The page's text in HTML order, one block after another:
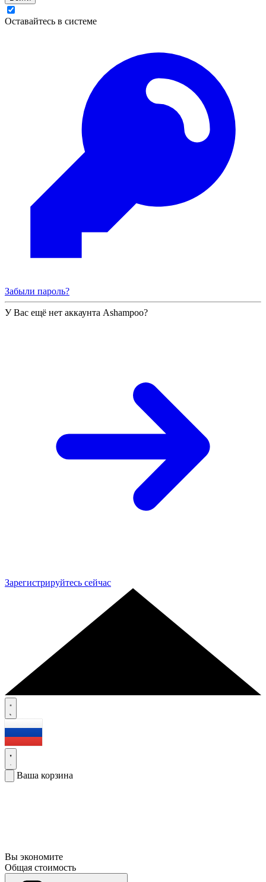
Оставайтесь в системе
Забыли пароль?
У Вас ещё нет аккаунта Ashampoo?
Зарегистрируйтесь сейчас
Ваша корзина
Вы экономите
Общая стоимость